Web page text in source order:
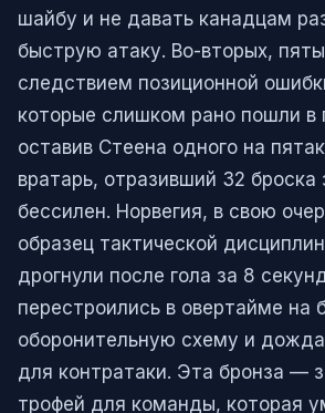
шайбу и не давать канадцам
быструю атаку. Во-вторых,
следствием позиционной
которые слишком рано пошли в
оставив Стеена одного на
вратарь, отразивший 32 броска
бессилен. Норвегия, в свою
образец тактической
дрогнули после гола за 8
перестроились в овертайме на
оборонительную схему и
для контратаки. Эта бронза —
трофей для команды, которая